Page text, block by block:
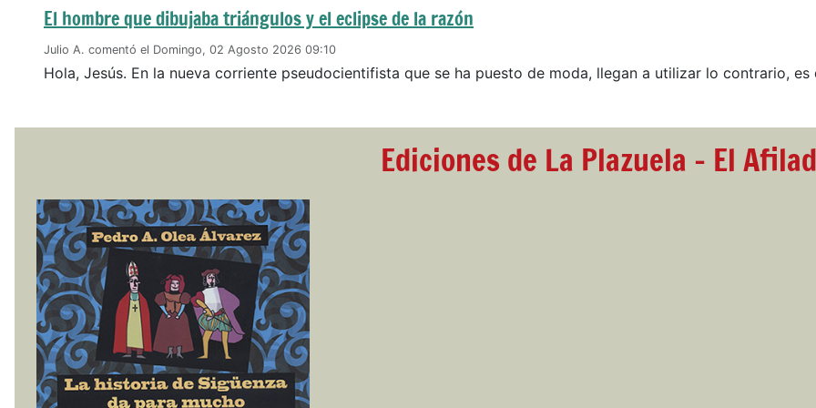
El hombre que dibujaba triángulos y el eclipse de la razón
Julio A. comentó el Domingo, 02 Agosto 2026 09:10
Hola, Jesús. En la nueva corriente pseudocientifista que se ha puesto de moda, llegan a utilizar lo contrario,
Ediciones de La Plazuela - El